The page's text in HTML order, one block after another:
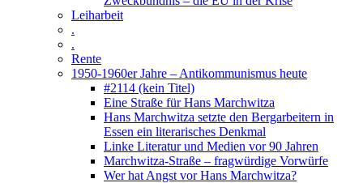
Leiharbeit
.
.
Rente
1950-1960er Jahre – Antikommunismus heute
#2114 (kein Titel)
Eine Straße für Hans Marchwitza
Hans Marchwitza setzte den Bergarbeitern in
Essen ein literarisches Denkmal
Linke Literatur und Medien vor 90 Jahren
Marchwitza-Straße – fragwürdige Vorwürfe
Wer hat Angst vor Hans Marchwitza?